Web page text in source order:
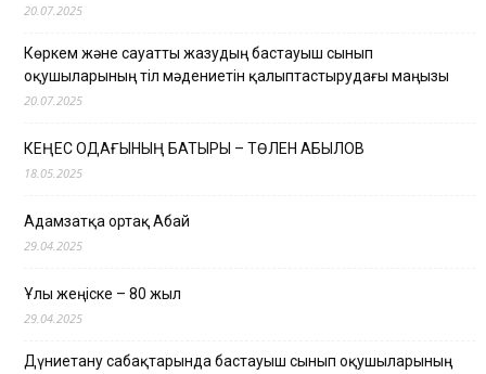
20.07.2025
Көркем және сауатты жазудың бастауыш сынып
оқушыларының тіл мәдениетін қалыптастырудағы маңызы
20.07.2025
КЕҢЕС ОДАҒЫНЫҢ БАТЫРЫ – ТӨЛЕН ҚАБЫЛОВ
18.05.2025
Адамзатқа ортақ Абай
29.04.2025
Ұлы жеңіске – 80 жыл
29.04.2025
Дүниетану сабақтарында бастауыш сынып оқушыларының